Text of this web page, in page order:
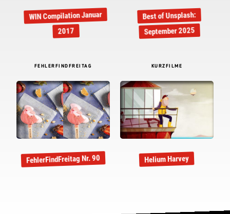
WIN Compilation Januar
2017
Best of Unsplash:
September 2025
FEHLERFINDFREITAG
FehlerFindFreitag Nr. 90
KURZFILME
Helium Harvey